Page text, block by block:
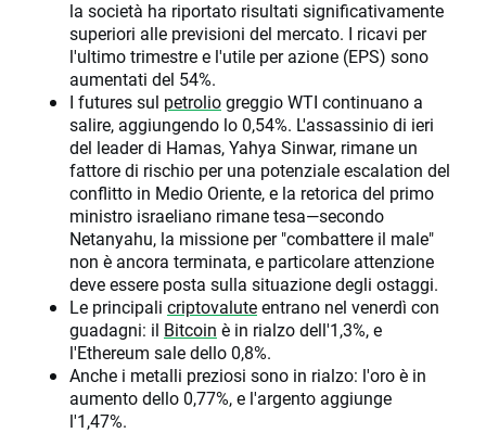
la società ha riportato risultati significativamente
superiori alle previsioni del mercato. I ricavi per
l'ultimo trimestre e l'utile per azione (EPS) sono
aumentati del 54%.
I futures sul petroliogreggio WTI continuano a
salire, aggiungendo lo 0,54%. L'assassinio di ieri
del leader di Hamas, Yahya Sinwar, rimane un
fattore di rischio per una potenziale escalation del
conflitto in Medio Oriente, e la retorica del primo
ministro israeliano rimane tesa—secondo
Netanyahu, la missione per "combattere il male"
non è ancora terminata, e particolare attenzione
deve essere posta sulla situazione degli ostaggi.
Le principali criptovaluteentrano nel venerdì con
guadagni: il Bitcoin è in rialzo dell'1,3%, e
l'Ethereum sale dello 0,8%.
Anche i metalli preziosi sono in rialzo: l'oro è in
aumento dello 0,77%, e l'argento aggiunge
l'1,47%.